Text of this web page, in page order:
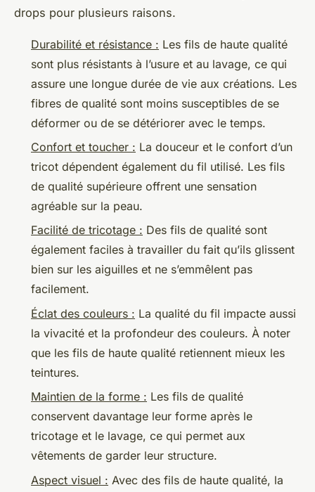
drops pour plusieurs raisons.
Durabilité et résistance : Les fils de haute qualité
sont plus résistants à l’usure et au lavage, ce qui
assure une longue durée de vie aux créations. Les
fibres de qualité sont moins susceptibles de se
déformer ou de se détériorer avec le temps.
Confort et toucher : La douceur et le confort d’un
tricot dépendent également du fil utilisé. Les fils
de qualité supérieure offrent une sensation
agréable sur la peau.
Facilité de tricotage : Des fils de qualité sont
également faciles à travailler du fait qu’ils glissent
bien sur les aiguilles et ne s’emmêlent pas
facilement.
Éclat des couleurs : La qualité du fil impacte aussi
la vivacité et la profondeur des couleurs. À noter
que les fils de haute qualité retiennent mieux les
teintures.
Maintien de la forme : Les fils de qualité
conservent davantage leur forme après le
tricotage et le lavage, ce qui permet aux
vêtements de garder leur structure.
Aspect visuel : Avec des fils de haute qualité, la